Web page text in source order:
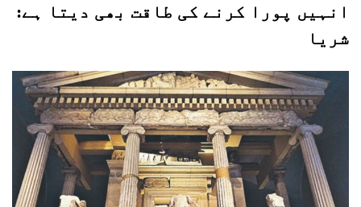
انہیں پورا کرنے کی طاقت بھی دیتا ہے:
شریا